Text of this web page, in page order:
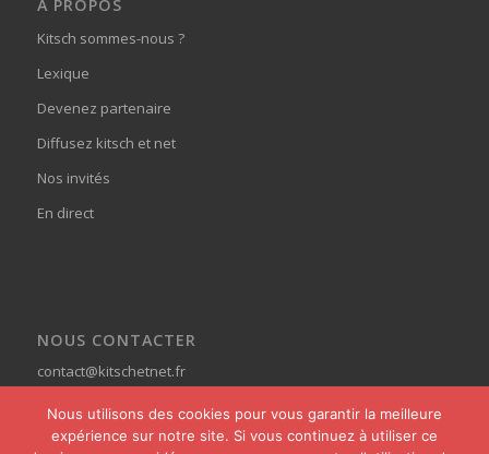
À PROPOS
Kitsch sommes-nous ?
Lexique
Devenez partenaire
Diffusez kitsch et net
Nos invités
En direct
NOUS CONTACTER
contact@kitschetnet.fr
Nous utilisons des cookies pour vous garantir la meilleure
expérience sur notre site. Si vous continuez à utiliser ce